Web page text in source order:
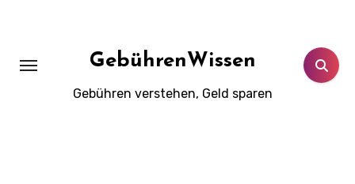
GebührenWissen
Gebühren verstehen, Geld sparen